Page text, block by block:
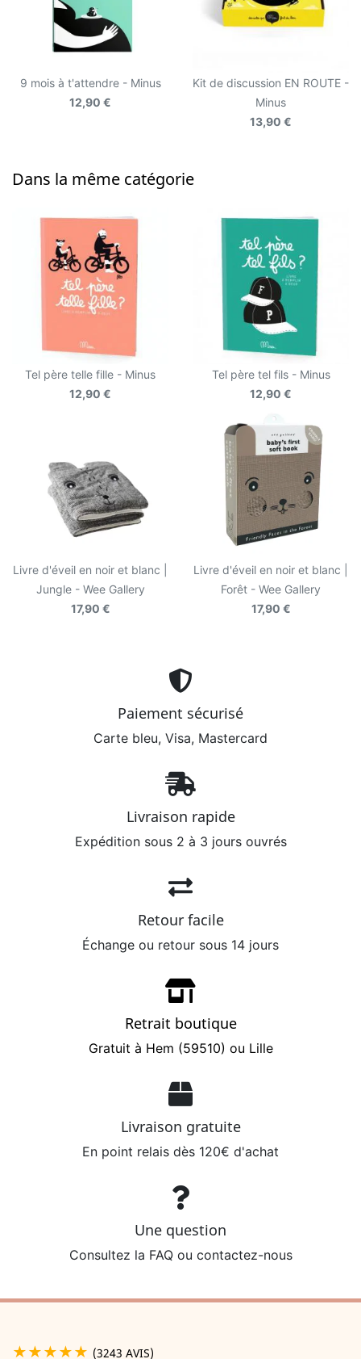
9 mois à t'attendre - Minus
12,90 €
Kit de discussion EN ROUTE -
Minus
13,90 €
Dans la même catégorie
Tel père telle fille - Minus
12,90 €
Tel père tel fils - Minus
12,90 €
Livre d'éveil en noir et blanc |
Jungle - Wee Gallery
17,90 €
Livre d'éveil en noir et blanc |
Forêt - Wee Gallery
17,90 €
Paiement sécurisé
Carte bleu, Visa, Mastercard
Livraison rapide
Expédition sous 2 à 3 jours ouvrés
Retour facile
Échange ou retour sous 14 jours
Retrait boutique
Gratuit à Hem (59510) ou Lille
Livraison gratuite
En point relais dès 120€ d'achat
Une question
Consultez la FAQ ou contactez-nous
★★★★★ (3243 AVIS)